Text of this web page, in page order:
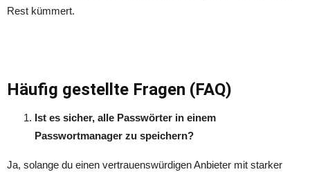
Rest kümmert.
Häufig gestellte Fragen (FAQ)
Ist es sicher, alle Passwörter in einem
Passwortmanager zu speichern?
Ja, solange du einen vertrauenswürdigen Anbieter mit starker